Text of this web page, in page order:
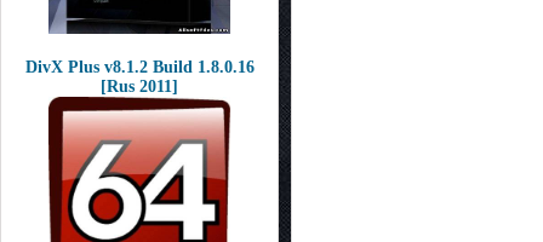
DivX Plus v8.1.2 Build 1.8.0.16
[Rus 2011]